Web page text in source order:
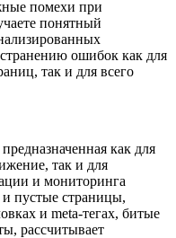
помехи при
понятный
ошибок как для
так и для всего
как для
так и для
и мониторинга
пустые страницы,
и meta-тегах, битые
рассчитывает